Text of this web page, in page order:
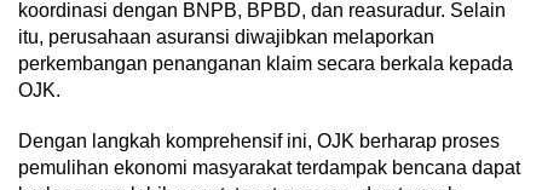
koordinasi dengan BNPB, BPBD, dan reasuradur. Selain
itu, perusahaan asuransi diwajibkan melaporkan
perkembangan penanganan klaim secara berkala kepada
OJK.
Dengan langkah komprehensif ini, OJK berharap proses
pemulihan ekonomi masyarakat terdampak bencana dapat